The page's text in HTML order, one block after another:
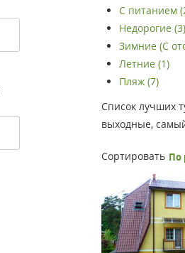
С питанием
Недорогие (3)
Зимние (С
Летние (1)
Пляж (7)
Список лучших
выходные,
Сортировать По